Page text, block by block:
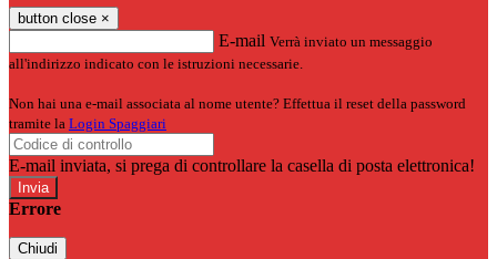
button close ×
E-mail Verrà inviato un messaggio
all'indirizzo indicato con le istruzioni necessarie.
Non hai una e-mail associata al nome utente? Effettua il reset della password
tramite la Login Spaggiari
E-mail inviata, si prega di controllare la casella di posta elettronica!
Errore
Chiudi